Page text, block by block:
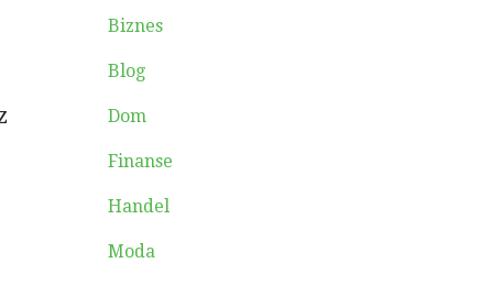
Biznes
Blog
Dom
Finanse
Handel
Moda